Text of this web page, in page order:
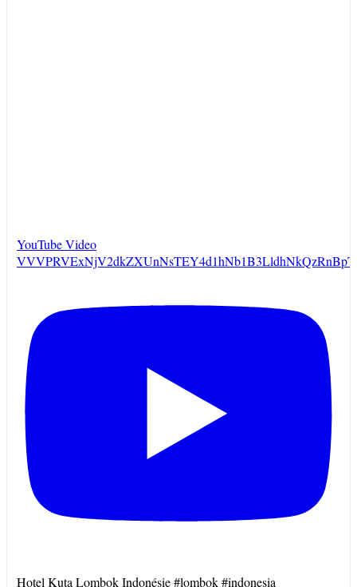
YouTube Video
Hotel Kuta Lombok Indonésie #lombok #indonesia